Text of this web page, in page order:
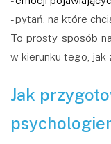
- pytań, na które
To prosty sposób
w kierunku tego, jak
Jak